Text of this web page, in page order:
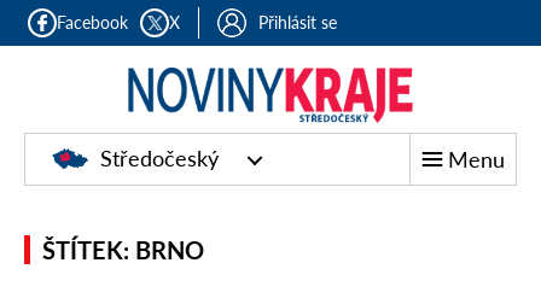
Facebook X Přihlásit se
Středočeský Menu
ŠTÍTEK: BRNO